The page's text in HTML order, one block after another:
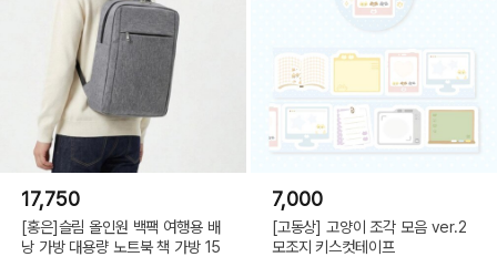
85 wide x 170 mm
RYURYU
수입/판매원
(주)텐바이텐
17,750
[홍은]슬림 올인원 백팩 여행용 배
낭 가방 대용량 노트북 책 가방 15
7,000
[고동상] 고양이 조각 모음 ver.2
모조지 키스컷테이프